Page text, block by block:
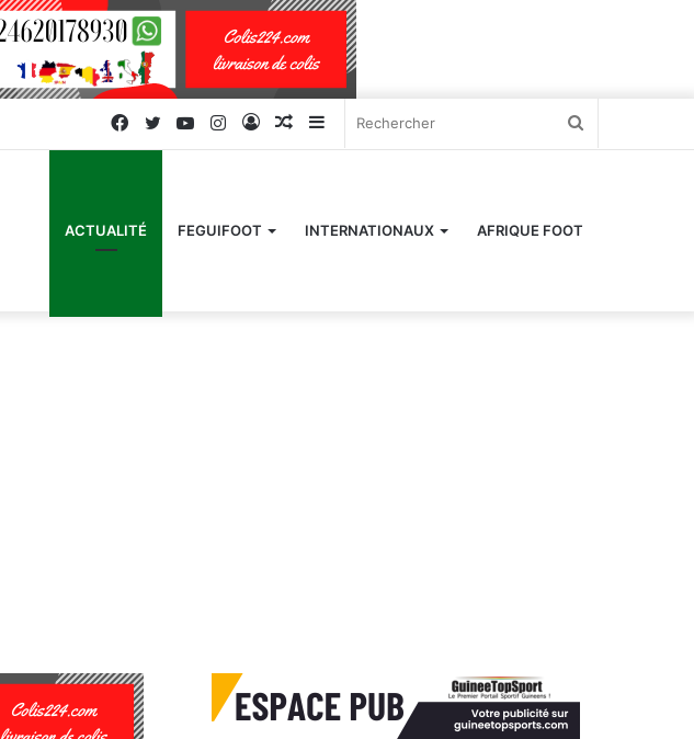
Sidebar
latérale)
Article
Connexion
Instagram
YouTube
Twitter
Facebook
ACTUALITÉ FEGUIFOOT INTERNATIONAUX AFRIQUE FOOT